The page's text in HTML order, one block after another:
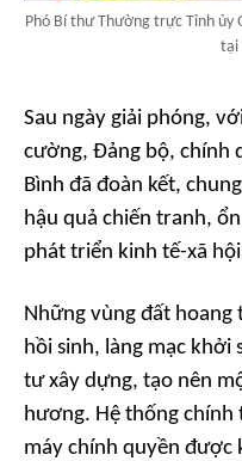
Phó Bí thư Thường trực Tỉnh ủy
tại
Sau ngày giải phóng,
cường, Đảng bộ, chính
Bình đã đoàn kết,
hậu quả chiến tranh,
phát triển kinh tế-xã
Những vùng đất
hồi sinh, làng mạc khởi
tư xây dựng, tạo nên
hương. Hệ thống
máy chính quyền được